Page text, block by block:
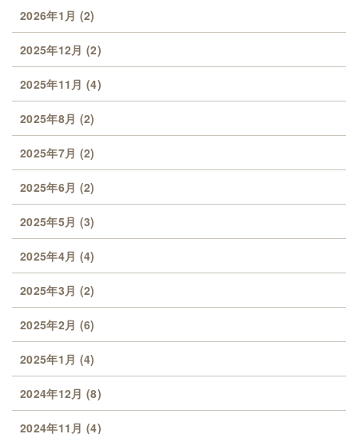
2026年1月 (2)
2025年12月 (2)
2025年11月 (4)
2025年8月 (2)
2025年7月 (2)
2025年6月 (2)
2025年5月 (3)
2025年4月 (4)
2025年3月 (2)
2025年2月 (6)
2025年1月 (4)
2024年12月 (8)
2024年11月 (4)